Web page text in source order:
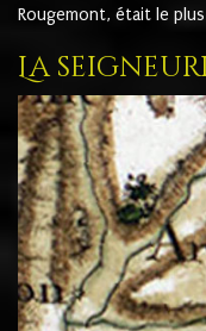
Rougemont, était le
La